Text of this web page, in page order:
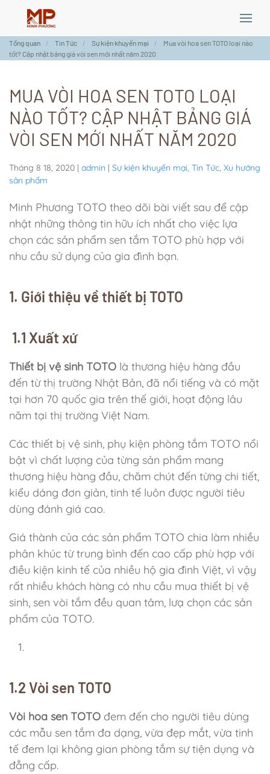
Skip
to
content
Tổng quan Tin Tức Sự kiện khuyến mại
Mua vòi hoa sen TOTO loại nào
tốt? Cập nhật bảng giá vòi sen mới nhất năm 2020
MUA VÒI HOA SEN TOTO LOẠI
NÀO TỐT? CẬP NHẬT BẢNG GIÁ
VÒI SEN MỚI NHẤT NĂM 2020
Tháng 8 18, 2020 | admin | Sự kiện khuyến mại, Tin Tức, Xu hướng
sản phẩm
Minh Phương TOTO theo dõi bài viết sau để cập
nhật những thông tin hữu ích nhất cho việc lựa
chọn các sản phẩm sen tắm TOTO phù hợp với
nhu cầu sử dụng của gia đình bạn.
1. Giới thiệu về thiết bị TOTO
1.1 Xuất xứ
Thiết bị vệ sinh TOTO là thương hiệu hàng đầu
đến từ thị trường Nhật Bản, đã nổi tiếng và có mặt
tại hơn 70 quốc gia trên thế giới, hoạt động lâu
năm tại thị trường Việt Nam.
Các thiết bị vệ sinh, phụ kiện phòng tắm TOTO nổi
bật vì chất lượng của từng sản phẩm mang
thương hiệu hàng đầu, chăm chút đến từng chi tiết,
kiểu dáng đơn giản, tinh tế luôn được người tiêu
dùng đánh giá cao.
Giá thành của các sản phẩm TOTO chia làm nhiều
phân khúc từ trung bình đến cao cấp phù hợp với
điều kiện kinh tế của nhiều hộ gia đình Việt, vì vậy
rất nhiều khách hàng có nhu cầu mua thiết bị vệ
sinh, sen vòi tắm đều quan tâm, lưạ chọn các sản
phẩm của TOTO.
1.2 Vòi sen TOTO
Vòi hoa sen TOTO đem đến cho người tiêu dùng
các mẫu sen tắm đa dạng, vừa đẹp mắt, vừa tinh
tế đem lại không gian phòng tắm sự tiện dụng và
đẳng cấp.